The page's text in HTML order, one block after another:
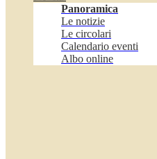
Panoramica
Le notizie
Le circolari
Calendario eventi
Albo online